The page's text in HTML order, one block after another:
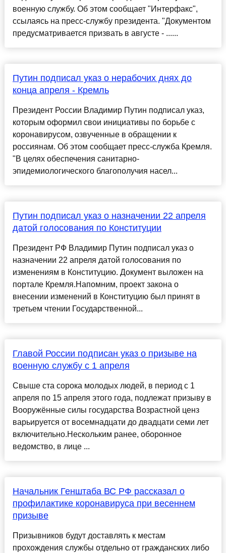
военную службу. Об этом сообщает "Интерфакс",
ссылаясь на пресс-службу президента. "Документом
предусматривается призвать в августе - ......
Путин подписал указ о нерабочих днях до
конца апреля - Кремль
Президент России Владимир Путин подписал указ,
которым оформил свои инициативы по борьбе с
коронавирусом, озвученные в обращении к
россиянам. Об этом сообщает пресс-служба Кремля.
"В целях обеспечения санитарно-
эпидемиологического благополучия насел...
Путин подписал указ о назначении 22 апреля
датой голосования по Конституции
Президент РФ Владимир Путин подписал указ о
назначении 22 апреля датой голосования по
изменениям в Конституцию. Документ выложен на
портале Кремля.Напомним, проект закона о
внесении изменений в Конституцию был принят в
третьем чтении Государственной...
Главой России подписан указ о призыве на
военную службу с 1 апреля
Свыше ста сорока молодых людей, в период с 1
апреля по 15 апреля этого года, подлежат призыву в
Вооружённые силы государства Возрастной ценз
варьируется от восемнадцати до двадцати семи лет
включительно.Нескольким ранее, оборонное
ведомство, в лице ...
Начальник Генштаба ВС РФ рассказал о
профилактике коронавируса при весеннем
призыве
Призывников будут доставлять к местам
прохождения службы отдельно от гражданских либо